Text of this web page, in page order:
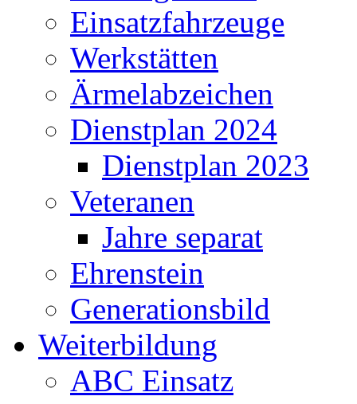
Einsatzfahrzeuge
Werkstätten
Ärmelabzeichen
Dienstplan 2024
Dienstplan 2023
Veteranen
Jahre separat
Ehrenstein
Generationsbild
Weiterbildung
ABC Einsatz